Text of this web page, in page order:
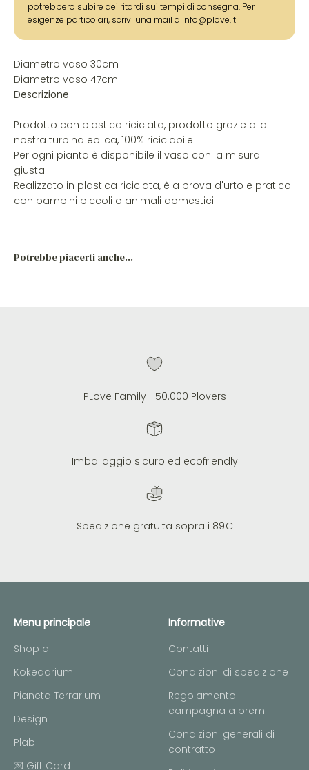
potrebbero subire dei ritardi sui tempi di consegna. Per
esigenze particolari, scrivi una mail a info@plove.it
Diametro vaso 30cm
Diametro vaso 47cm
Descrizione
Prodotto con plastica riciclata, prodotto grazie alla
nostra turbina eolica, 100% riciclabile
Per ogni pianta è disponibile il vaso con la misura
giusta.
Realizzato in plastica riciclata, è a prova d'urto e pratico
con bambini piccoli o animali domestici.
PLove Family +50.000 Plovers
Imballaggio sicuro ed ecofriendly
Spedizione gratuita sopra i 89€
Menu principale
Shop all
Kokedarium
Pianeta Terrarium
Design
Plab
💌 Gift Card
Informative
Contatti
Condizioni di spedizione
Regolamento
campagna a premi
Condizioni generali di
contratto